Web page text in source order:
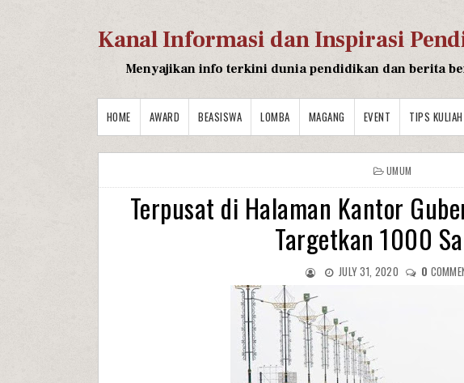
Kanal Informasi dan Inspirasi
Menyajikan info terkini dunia pendidikan dan berita
HOME AWARD BEASISWA LOMBA MAGANG EVENT TIPS KULIAH
UMUM
Terpusat di Halaman Kantor
Targetkan 1000
JULY 31, 2020 0